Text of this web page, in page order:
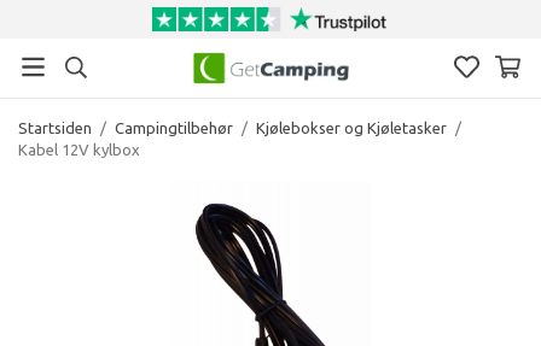
Startsiden / Campingtilbehør / Kjølebokser og Kjøletasker /
Kabel 12V kylbox